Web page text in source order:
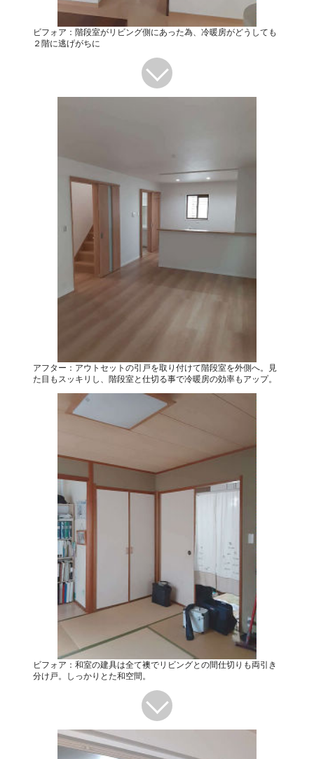
ビフォア：階段室がリビング側にあった為、冷暖房がどうしても
２階に逃げがちに
アフター：アウトセットの引戸を取り付けて階段室を外側へ。見
た目もスッキリし、階段室と仕切る事で冷暖房の効率もアップ。
ビフォア：和室の建具は全て襖でリビングとの間仕切りも両引き
分け戸。しっかりとた和空間。